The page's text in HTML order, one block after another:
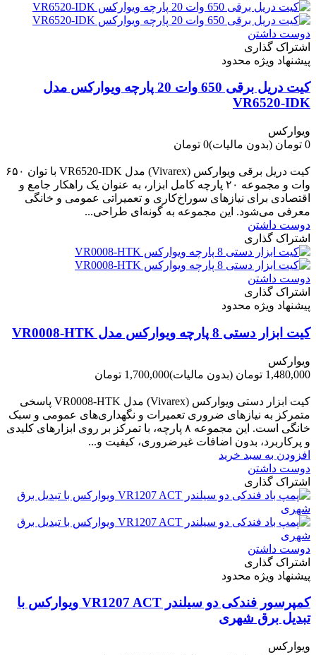
دوست داشتن
اشتراک گذاری
پیشنهاد ویژه محدود
کیت دریل برقی 650 وات 20 پارچه ویوارکس مدل
VR6520-IDK
ویوارکس
0 تومان
(بدون مالیات)0 تومان
کیت دریل برقی ویوارکس (Vivarex) مدل VR6520-IDK با توان ۶۵۰
وات و مجموعه ۲۰ پارچه کامل ابزار، به عنوان یک راهکار جامع و
اقتصادی برای نیازهای سوراخ‌کاری و تعمیراتی عمومی و خانگی
معرفی می‌شود. این مجموعه به گونه‌ای طراحی...
دوست داشتن
اشتراک گذاری
دوست داشتن
اشتراک گذاری
پیشنهاد ویژه محدود
کیت ابزار دستی 8 پارچه ویوارکس مدل VR0008-HTK
ویوارکس
1,480,000 تومان
(بدون مالیات)1,700,000 تومان
کیت ابزار دستی ویوارکس (Vivarex) مدل VR0008-HTK پاسخی
متمرکز به نیازهای ضروری تعمیرات و نگهداری‌های عمومی و سبک
خانگی است. این مجموعه ۸ پارچه، با تمرکز بر روی ابزارهای کلیدی
و پرکاربرد، بدون اضافات غیرضروری، کیفیت و...
افزودن به سبد خرید
دوست داشتن
اشتراک گذاری
دوست داشتن
اشتراک گذاری
پیشنهاد ویژه محدود
کمپرسور فندکی دو سیلندر VR1207 ACT ویوارکس با
تبدیل برق شهری
ویوارکس